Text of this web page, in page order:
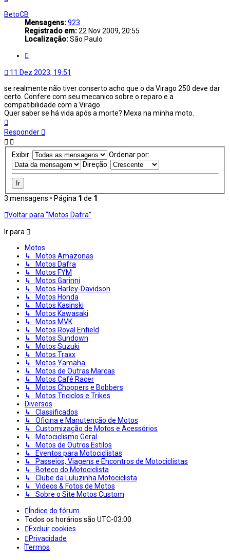
topo
BetoCB
Mensagens:923
Registrado em:22 Nov 2009, 20:55
Localização:São Paulo
11 Dez 2023, 19:51
se realmente não tiver conserto acho que o da Virago 250 deve dar
certo. Confere com seu mecanico sobre o reparo e a
compatibilidade com a Virago
Quer saber se há vida após a morte? Mexa na minha moto.
ao
topo
Responder
Exibir:
Ordenar por:
Direção:
3 mensagens • Página 1 de 1
Voltar para “Motos Dafra”
Ir para
Motos
↳ Motos Amazonas
↳ Motos Dafra
↳ Motos FYM
↳ Motos Garinni
↳ Motos Harley-Davidson
↳ Motos Honda
↳ Motos Kasinski
↳ Motos Kawasaki
↳ Motos MVK
↳ Motos Royal Enfield
↳ Motos Sundown
↳ Motos Suzuki
↳ Motos Traxx
↳ Motos Yamaha
↳ Motos de Outras Marcas
↳ Motos Café Racer
↳ Motos Choppers e Bobbers
↳ Motos Triciclos e Trikes
Diversos
↳ Classificados
↳ Oficina e Manutenção de Motos
↳ Customização de Motos e Acessórios
↳ Motociclismo Geral
↳ Motos de Outros Estilos
↳ Eventos para Motociclistas
↳ Passeios, Viagens e Encontros de Motociclistas
↳ Boteco do Motociclista
↳ Clube da Luluzinha Motociclista
↳ Videos & Fotos de Motos
↳ Sobre o Site Motos Custom
Índice do fórum
Todos os horários são UTC-03:00
Excluir cookies
Privacidade
Termos